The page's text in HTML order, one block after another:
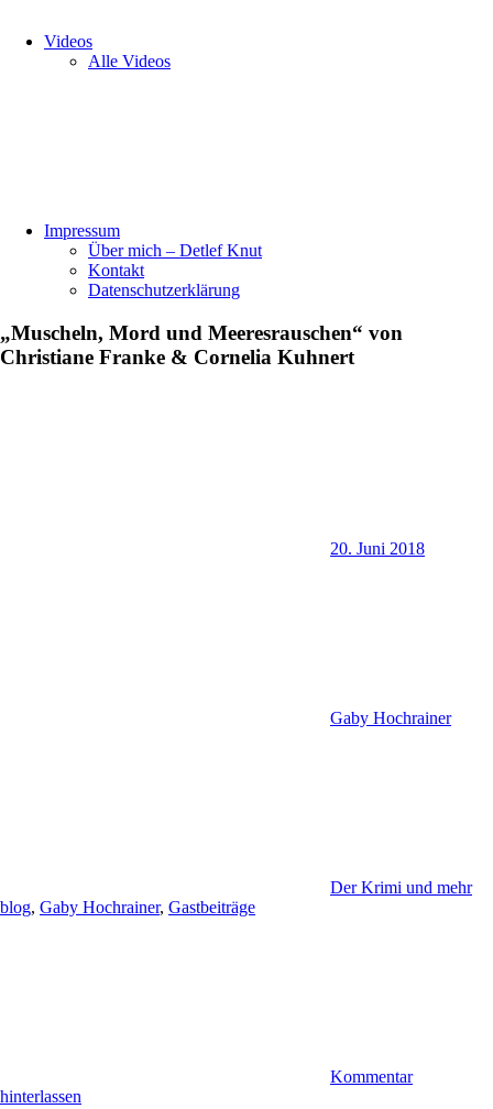
Videos
Alle Videos
Impressum
Über mich – Detlef Knut
Kontakt
Datenschutzerklärung
„Muscheln, Mord und Meeresrauschen“ von
Christiane Franke & Cornelia Kuhnert
20. Juni 2018
Gaby Hochrainer
Der Krimi und mehr
blog, Gaby Hochrainer, Gastbeiträge
Kommentar
hinterlassen